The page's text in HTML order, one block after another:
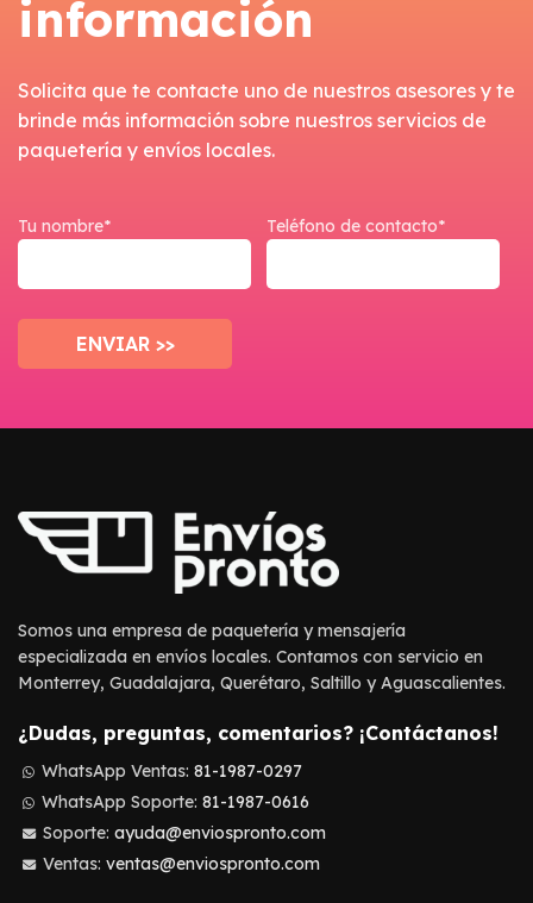
información
Solicita que te contacte uno de nuestros asesores y te
brinde más información sobre nuestros servicios de
paquetería y envíos locales.
Tu nombre* Teléfono de contacto*
Somos una empresa de paquetería y mensajería
especializada en envíos locales. Contamos con servicio en
Monterrey, Guadalajara, Querétaro, Saltillo y Aguascalientes.
¿Dudas, preguntas, comentarios? ¡Contáctanos!
WhatsApp Ventas: 81-1987-0297
WhatsApp Soporte: 81-1987-0616
Soporte: ayuda@enviospronto.com
Ventas: ventas@enviospronto.com